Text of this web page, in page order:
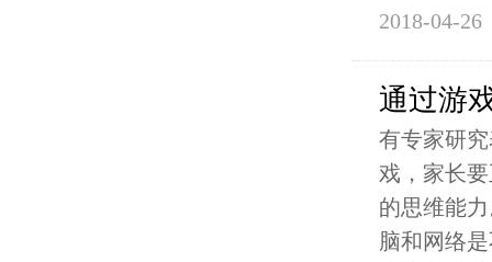
2018-04-26
通过游
有专家研
戏，家长
的思维能
脑和网络